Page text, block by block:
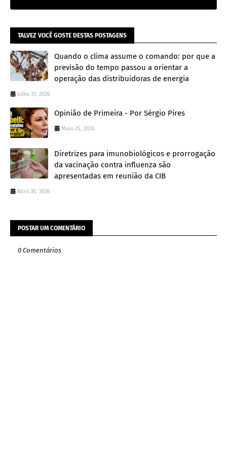
TALVEZ VOCÊ GOSTE DESTAS POSTAGENS
Quando o clima assume o comando: por que a
previsão do tempo passou a orientar a
operação das distribuidoras de energia
Julho 31, 2026
Opinião de Primeira - Por Sérgio Pires
Maio 25, 2026
Diretrizes para imunobiológicos e prorrogação
da vacinação contra influenza são
apresentadas em reunião da CIB
Abril 30, 2026
POSTAR UM COMENTÁRIO
0 Comentários